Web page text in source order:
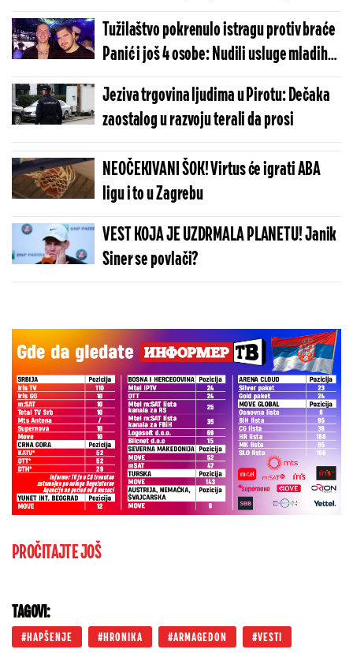
prevozili, hteli da ih preprodaju
Tužilaštvo pokrenulo istragu protiv braće
Panić i još 4 osobe: Nudili usluge mladih
maserki putem interneta
Jeziva trgovina ljudima u Pirotu: Dečaka
zaostalog u razvoju terali da prosi
NEOČEKIVANI ŠOK! Virtus će igrati ABA
ligu i to u Zagrebu
VEST KOJA JE UZDRMALA PLANETU! Janik
Siner se povlači?
PROČITAJTE JOŠ
TAGOVI:
HAPŠENJE HRONIKA ARMAGEDON VESTI